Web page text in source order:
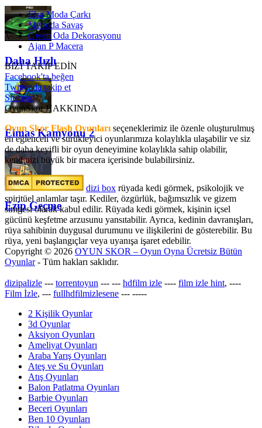
Daha Hızlı
Elmas Kamyonu 2
Ezip Geçme
Elsa Moda Çarkı
Metroda Savaş
Gwen Oda Dekorasyonu
Ajan P Macera
BİZİ TAKİP EDİN
Facebook'ta beğen
Twitter'da takip et
Sitemap
OyunSkor HAKKINDA
Oyun Skor Flash Oyunları seçeneklerimiz ile özenle oluşturulmuş
en eğlenceli ve sürükleyici oyunlarımıza kolaylıkla ulaşabilir ve siz
de daha keyifli bir oyun deneyimine kolaylıkla sahip olabilir,
kendinizi büyük bir macera içerisinde bulabilirsiniz.
dizi box rüyada kedi görmek​, psikolojik ve
spiritüel anlamlar taşır. Kediler, özgürlük, bağımsızlık ve gizem
simgesi olarak kabul edilir. Rüyada kedi görmek, kişinin içsel
gücünü keşfetme arzusunu yansıtabilir. Ayrıca, kedinin davranışları,
rüya sahibinin duygusal durumunu ve ilişkilerini de gösterebilir. Bu
rüya, yeni başlangıçlar veya uyanışa işaret edebilir.
Copyright © 2026 OYUN SKOR – Oyun Oyna Ücretsiz Bütün
Oyunlar- Tüm hakları saklıdır.
dizipalizle --- torrentoyun --- --- hdfilm izle ---- film izle hint, ----
Film İzle, --- fullhdfilmizlesene --- -----
2 Kişilik Oyunlar
3d Oyunlar
Aksiyon Oyunları
Ameliyat Oyunları
Araba Yarış Oyunları
Ateş ve Su Oyunları
Atış Oyunları
Balon Patlatma Oyunları
Barbie Oyunları
Beceri Oyunları
Ben 10 Oyunları